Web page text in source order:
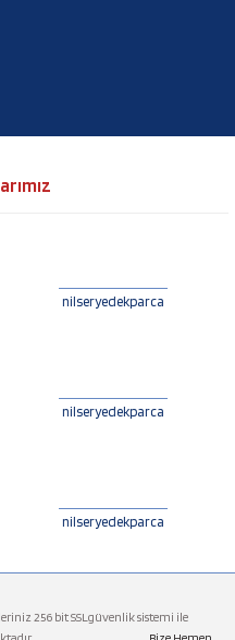
nilseryedekparca
nilseryedekparca
nilseryedekparca
256 bit SSLgüvenlik sistemi ile